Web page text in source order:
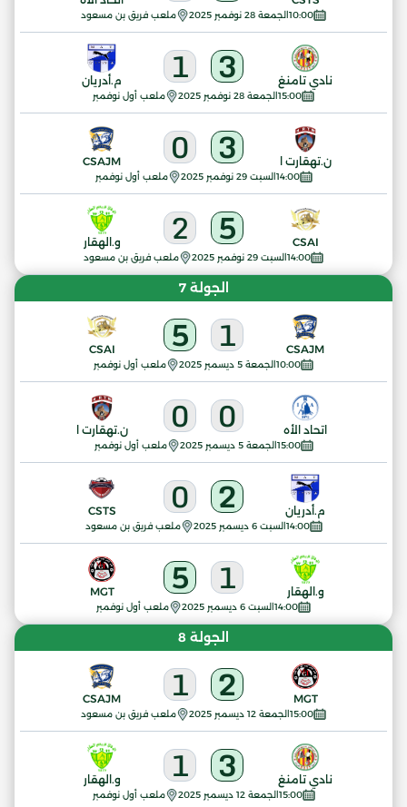
10:00الجمعة 28 نوفمبر 2025 ملعب فريق بن مسعود
15:00الجمعة 28 نوفمبر 2025 ملعب أول نوفمبر
نادي تامنغ 3
1 م.أدريان
14:00السبت 29 نوفمبر 2025 ملعب أول نوفمبر
ن.تهقارت ا 3
0
CSAJM
14:00السبت 29 نوفمبر 2025 ملعب فريق بن مسعود
CSAI
5
2 و.الهقار
الجولة 7
10:00الجمعة 5 ديسمبر 2025 ملعب أول نوفمبر
CSAJM
1
5
CSAI
15:00الجمعة 5 ديسمبر 2025 ملعب أول نوفمبر
اتحاد الأه 0
0 ن.تهقارت ا
14:00السبت 6 ديسمبر 2025 ملعب فريق بن مسعود
م.أدريان 2
0
CSTS
14:00السبت 6 ديسمبر 2025 ملعب أول نوفمبر
و.الهقار 1
5
MGT
الجولة 8
15:00الجمعة 12 ديسمبر 2025 ملعب فريق بن مسعود
MGT
2
1
CSAJM
15:00الجمعة 12 ديسمبر 2025 ملعب أول نوفمبر
نادي تامنغ 3
1 و.الهقار